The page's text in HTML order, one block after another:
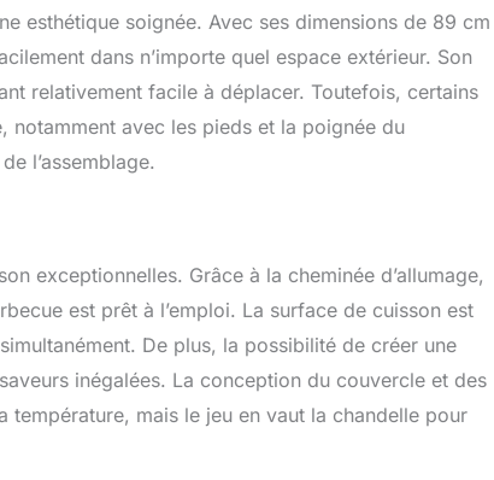
esthétique soignée. Avec ses dimensions de 89 cm
dans n’importe quel espace extérieur. Son
relativement facile à déplacer. Toutefois, certains
notamment avec les pieds et la poignée du
l’assemblage.
exceptionnelles. Grâce à la cheminée d’allumage,
est prêt à l’emploi. La surface de cuisson est
De plus, la possibilité de créer une
inégalées. La conception du couvercle et des
mais le jeu en vaut la chandelle pour